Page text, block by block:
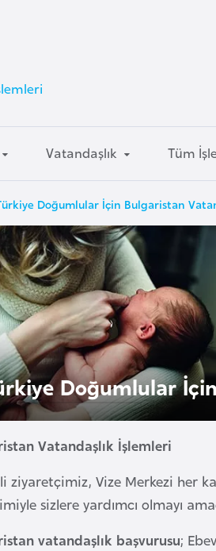
Vatandaşlık Tüm
Doğumlular İçin Bulgaristan
Doğumlular
Vatandaşlık İşlemleri
ziyaretçimiz, Vize Merkezi her
sizlere yardımcı olmayı
vatandaşlık başvurusu;